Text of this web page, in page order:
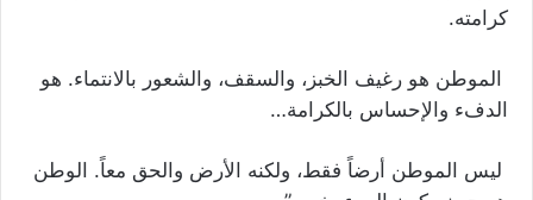
كرامته.
الموطن هو رغيف الخبز، والسقف، والشعور بالانتماء. هو
الدفء والإحساس بالكرامة…
ليس الموطن أرضاً فقط، ولكنه الأرض والحق معاً. الوطن